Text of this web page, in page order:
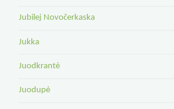
Jubilej Novočerkaska
Jukka
Juodkrantė
Juodupė